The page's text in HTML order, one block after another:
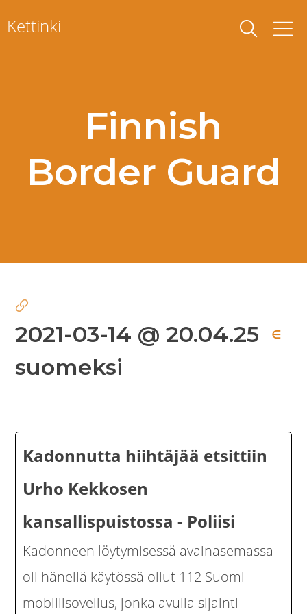
toKettinki
Finnish
Border Guard
2021-03-14 @ 20.04.25 ∈
suomeksi
Kadonnutta hiihtäjää etsittiin
Urho Kekkosen
kansallispuistossa - Poliisi
Kadonneen löytymisessä avainasemassa
oli hänellä käytössä ollut 112 Suomi -
mobiilisovellus, jonka avulla sijainti